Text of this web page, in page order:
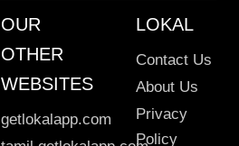
OUR
OTHER
WEBSITES
getlokalapp.com
LOKAL
Contact Us
About Us
Privacy
Policy